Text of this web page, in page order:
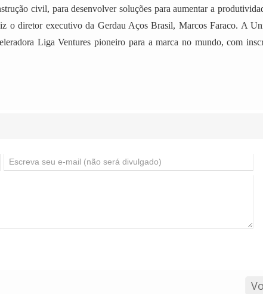
civil, para desenvolver soluções para aumentar a
o diretor executivo da Gerdau Aços Brasil, Marcos Faraco. A
Liga Ventures pioneiro para a marca no mundo, com